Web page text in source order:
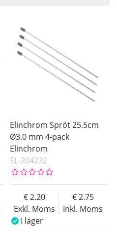
Elinchrom Spröt 25.5cm
Ø3.0 mm 4-pack
Elinchrom
EL-204232
Exkl. Moms
2.20
Inkl. Moms
2.75
I lager